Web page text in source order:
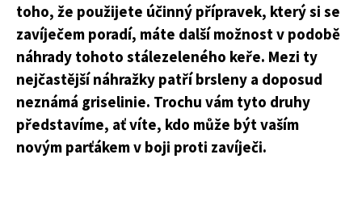
toho, že použijete účinný přípravek, který si se
zavíječem poradí, máte další možnost v podobě
náhrady tohoto stálezeleného keře. Mezi ty
nejčastější náhražky patří brsleny a doposud
neznámá griselinie. Trochu vám tyto druhy
představíme, ať víte, kdo může být vaším
novým parťákem v boji proti zavíječi.